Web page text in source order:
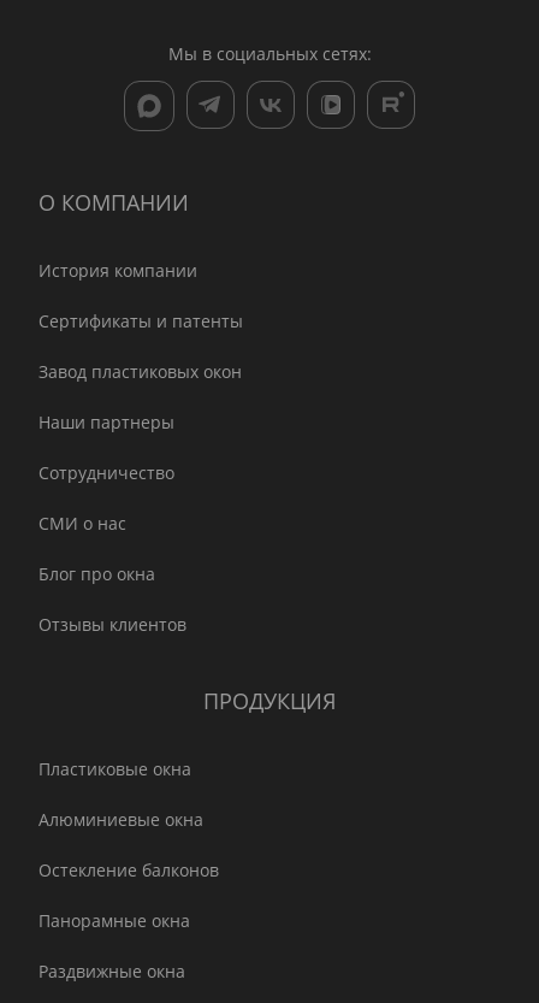
Мы в социальных сетях:
О КОМПАНИИ
История компании
Сертификаты и патенты
Завод пластиковых окон
Наши партнеры
Сотрудничество
СМИ о нас
Блог про окна
Отзывы клиентов
ПРОДУКЦИЯ
Пластиковые окна
Алюминиевые окна
Остекление балконов
Панорамные окна
Раздвижные окна